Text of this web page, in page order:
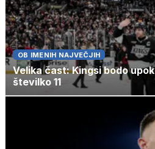
OB IMENIH NAJVEČJIH
Velika čast: Kingsi bodo
številko 11